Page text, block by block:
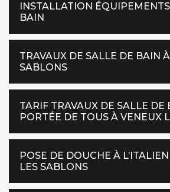
INSTALLATION
BAIN
TRAVAUX DE SALLE DE BAIN
SABLONS
TARIF TRAVAUX DE SALLE DE
PORTÉE DE TOUS À VENEUX
POSE DE DOUCHE À
LES SABLONS